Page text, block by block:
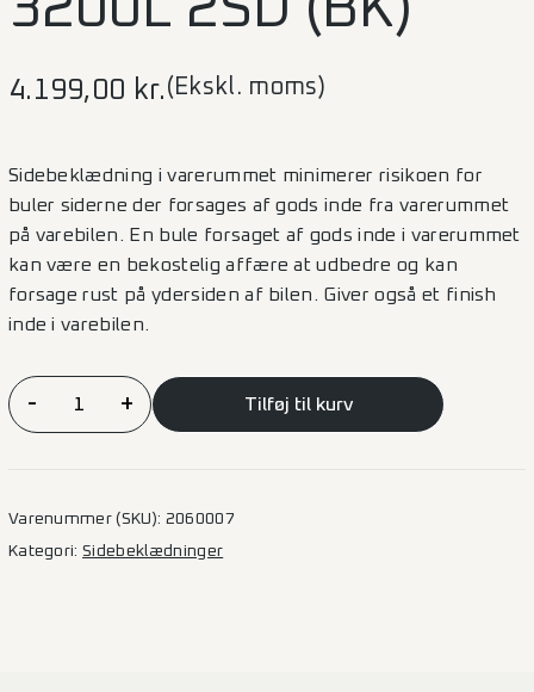
4.199,00 kr. (Ekskl. moms)
Sidebeklædning i varerummet minimerer risikoen for
buler siderne der forsages af gods inde fra varerummet
på varebilen. En bule forsaget af gods inde i varerummet
kan være en bekostelig affære at udbedre og kan
forsage rust på ydersiden af bilen. Giver også et finish
inde i varebilen.
Sidebeklædning
Finer
- + Tilføj til kurv
Varenummer (SKU): 2060007
Kategori:Sidebeklædninger